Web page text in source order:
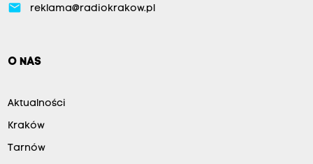
email reklama@radiokrakow.pl
O NAS
Aktualności
Kraków
Tarnów